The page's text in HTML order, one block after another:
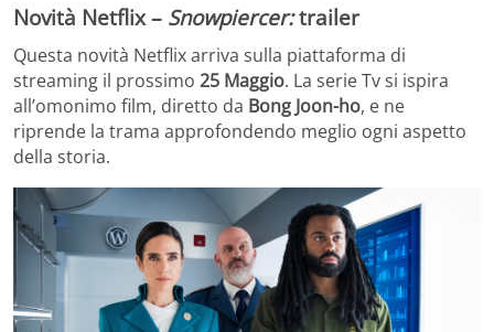
Novità Netflix – Snowpiercer:trailer
Questa novità Netflix arriva sulla piattaforma di
streaming il prossimo 25 Maggio. La serie Tv si ispira
all’omonimo film, diretto da Bong Joon-ho, e ne
riprende la trama approfondendo meglio ogni aspetto
della storia.